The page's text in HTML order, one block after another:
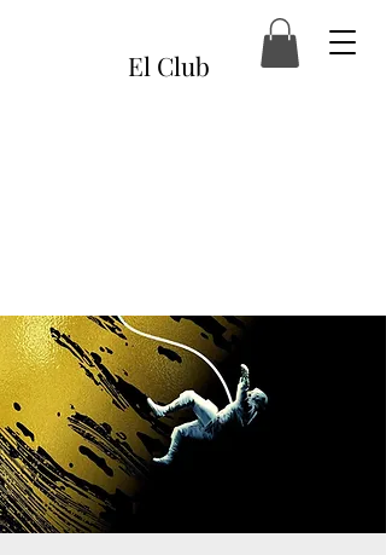
El Club